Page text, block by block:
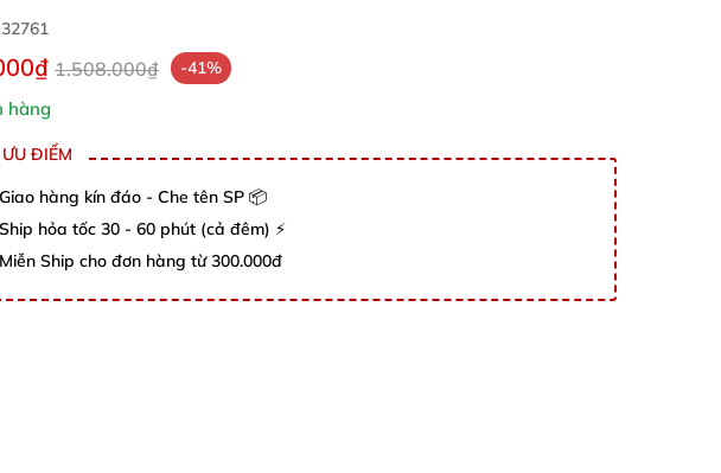
32761
1.508.000₫ -41%
hàng
ƯU ĐIỂM
Giao hàng kín đáo - Che tên SP 📦
Ship hỏa tốc 30 - 60 phút (cả đêm) ⚡
Miễn Ship cho đơn hàng từ 300.000đ